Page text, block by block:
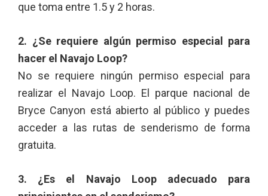
que toma entre 1.5 y 2 horas.
2. ¿Se requiere algún permiso especial para
hacer el Navajo Loop?
No se requiere ningún permiso especial para
realizar el Navajo Loop. El parque nacional de
Bryce Canyon está abierto al público y puedes
acceder a las rutas de senderismo de forma
gratuita.
3. ¿Es el Navajo Loop adecuado para